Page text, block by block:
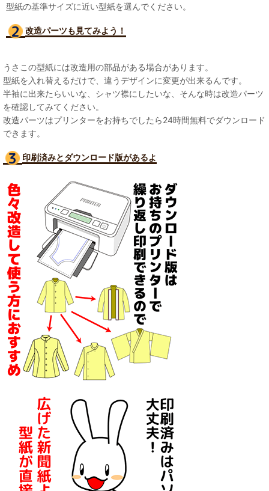
型紙の基準サイズに近い型紙を選んでください。
改造パーツも見てみよう！
うさこの型紙には改造用の部品がある場合があります。
型紙を入れ替えるだけで、違うデザインに変更が出来るんです。
半袖に出来たらいいな、シャツ襟にしたいな、そんな時は改造パーツ
を確認してみてください。
改造パーツはプリンターをお持ちでしたら24時間無料でダウンロード
できます。
印刷済みとダウンロード版があるよ